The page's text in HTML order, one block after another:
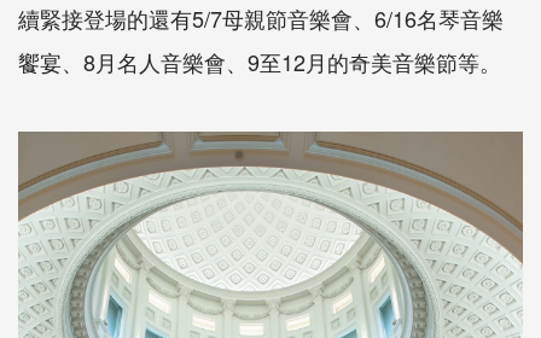
續緊接登場的還有5/7母親節音樂會、6/16名琴音樂
饗宴、8月名人音樂會、9至12月的奇美音樂節等。